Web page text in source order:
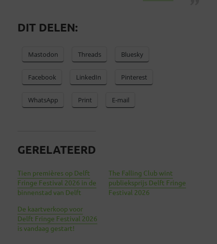
DIT DELEN:
Mastodon Threads Bluesky
Facebook LinkedIn Pinterest
WhatsApp Print E-mail
GERELATEERD
Tien premières op Delft
Fringe Festival 2026 in de
binnenstad van Delft
The Falling Club wint
publieksprijs Delft Fringe
Festival 2026
De kaartverkoop voor
Delft Fringe Festival 2026
is vandaag gestart!